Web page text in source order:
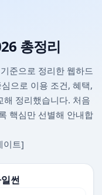
총정리
준으로 정리한 웹하드
으로 이용 조건, 혜택,
해 정리했습니다. 처음
핵심만 선별해 안내합
이트]
썬